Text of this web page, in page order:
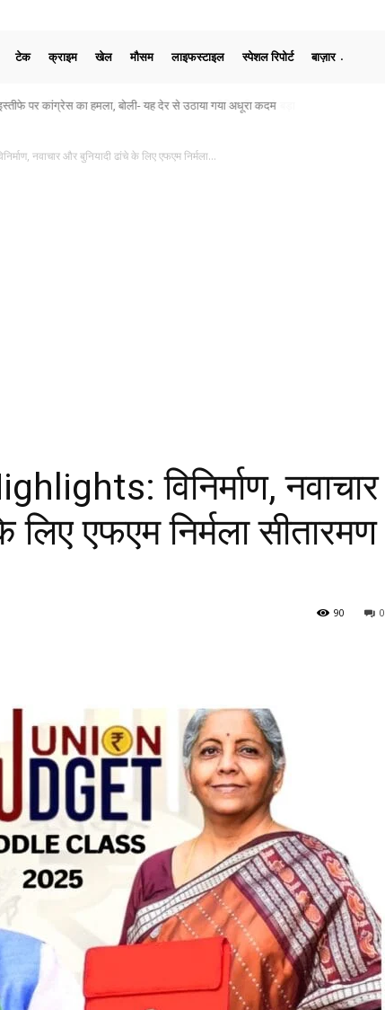
टेक क्राइम खेल मौसम लाइफस्टाइल स्पेशल रिपोर्ट बाज़ार
इस्तीफा, बोले- छात्रों का भविष्य किसी भी राजनीतिक विवाद से बड़ा
नवाचार और बुनियादी ढांचे के लिए एफएम निर्मला...
विनिर्माण, नवाचार
एफएम निर्मला सीतारमण
0
90